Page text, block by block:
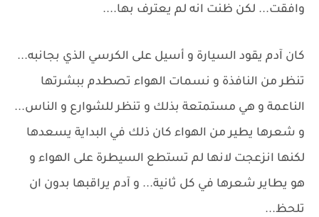
وافقت... لكن ظنت انه لم يعترف بها....
كان آدم يقود السيارة و أسيل على الكرسي الذي بجانبه...
تنظر من النافذة و نسمات الهواء تصطدم ببشرتها
الناعمة و هي مستمتعة بذلك و تنظر للشوارع و الناس...
و شعرها يطير من الهواء كان ذلك في البداية يسعدها
لكنها انزعجت لانها لم تستطع السيطرة على الهواء و
هو يطاير شعرها في كل ثانية... و آدم يراقبها بدون ان
تلحظ...